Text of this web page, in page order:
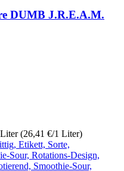
DUMB J.R.E.A.M.
(26,41 €/1 Liter)